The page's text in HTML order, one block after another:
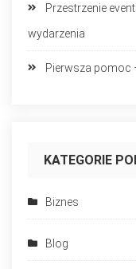
Przestrzenie
wydarzenia
Pierwsza pomoc
KATEGORIE
Biznes
Blog